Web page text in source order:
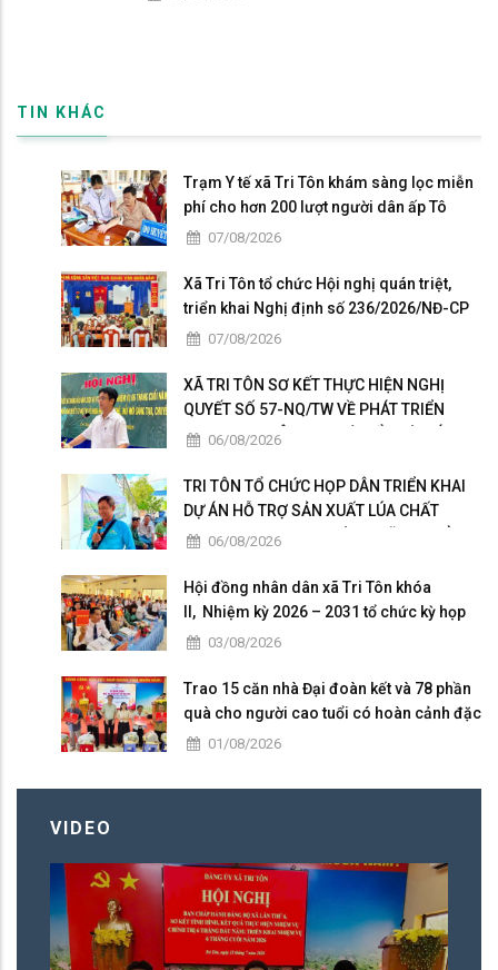
TIN KHÁC
Trạm Y tế xã Tri Tôn khám sàng lọc miễn
phí cho hơn 200 lượt người dân ấp Tô
Thuận.07/08/2026
Xã Tri Tôn tổ chức Hội nghị quán triệt,
triển khai Nghị định số 236/2026/NĐ-CP
và Nghị định số 241/2026/NĐ-CP của
07/08/2026
XÃ TRI TÔN SƠ KẾT THỰC HIỆN NGHỊ
QUYẾT SỐ 57-NQ/TW VỀ PHÁT TRIỂN
KHOA HỌC, CÔNG NGHỆ, ĐỔI MỚI SÁNG
06/08/2026
TRI TÔN TỔ CHỨC HỌP DÂN TRIỂN KHAI
DỰ ÁN HỖ TRỢ SẢN XUẤT LÚA CHẤT
LƯỢNG CAO THEO HƯỚNG HỮU CƠ VÀ
06/08/2026
Hội đồng nhân dân xã Tri Tôn khóa
II, Nhiệm kỳ 2026 – 2031 tổ chức kỳ họp
thứ 4 giữa năm 2026
03/08/2026
Trao 15 căn nhà Đại đoàn kết và 78 phần
quà cho người cao tuổi có hoàn cảnh đặc
biệt khó khăn tại xã Tri Tôn.
01/08/2026
VIDEO